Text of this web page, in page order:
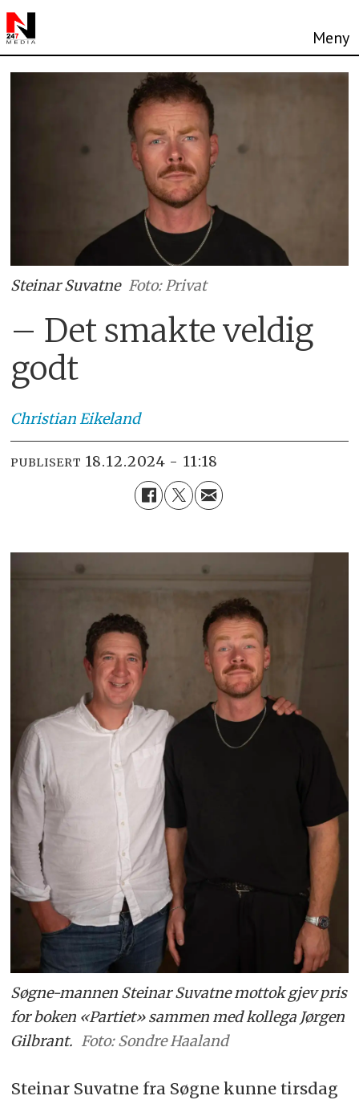
Steinar Suvatne Foto: Privat
– Det smakte veldig
godt
ChristianEikeland
PUBLISERT 18.12.2024 - 11:18
Søgne-mannen Steinar Suvatne mottok gjev pris
for boken «Partiet» sammen med kollega Jørgen
Gilbrant. Foto: Sondre Haaland
Steinar Suvatne fra Søgne kunne tirsdag